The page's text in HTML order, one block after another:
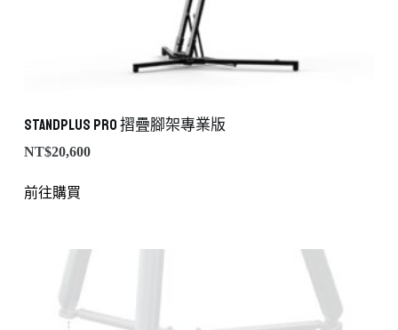
StandPLUS PRO 摺疊腳架專業版
NT$20,600
前往購買